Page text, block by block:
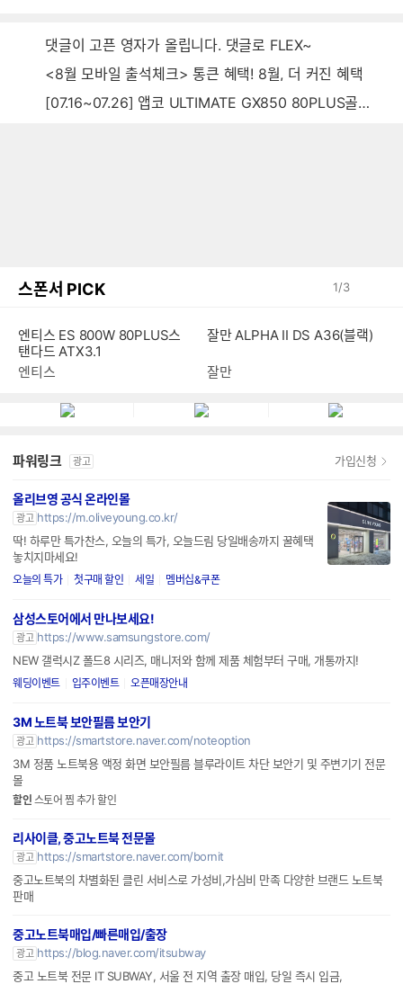
댓글이 고픈 영자가 올립니다. 댓글로 FLEX~
<8월 모바일 출석체크> 통큰 혜택! 8월, 더 커진 혜택
[07.16~07.26] 앱코 ULTIMATE GX850 80PLUS골드 풀모듈러 ATX3.0 블랙
스폰서 PICK 1/3
엔티스 ES 800W 80PLUS스
탠다드 ATX3.1
엔티스
잘만 ALPHA II DS A36(블랙)
잘만
파워링크 광고 가입신청
올리브영 공식 온라인몰
광고 https://m.oliveyoung.co.kr/
딱! 하루만 특가찬스, 오늘의 특가, 오늘드림 당일배송까지 꿀혜택
놓치지마세요!
오늘의 특가 첫구매 할인 세일 멤버십&쿠폰
삼성스토어에서 만나보세요!
광고 https://www.samsungstore.com/
NEW 갤럭시Z 폴드8 시리즈, 매니저와 함께 제품 체험부터 구매, 개통까지!
웨딩이벤트 입주이벤트 오픈매장안내
3M 노트북 보안필름 보안기
광고 https://smartstore.naver.com/noteoption
3M 정품 노트북용 액정 화면 보안필름 블루라이트 차단 보안기 및 주변기기 전문
몰
할인 스토어 찜 추가 할인
리사이클, 중고노트북 전문몰
광고 https://smartstore.naver.com/bornit
중고노트북의 차별화된 클린 서비스로 가성비,가심비 만족 다양한 브랜드 노트북
판매
중고노트북매입/빠른매입/출장
광고 https://blog.naver.com/itsubway
중고 노트북 전문 IT SUBWAY, 서울 전 지역 출장 매입, 당일 즉시 입금,